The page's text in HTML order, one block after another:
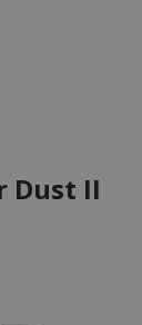
Dust II